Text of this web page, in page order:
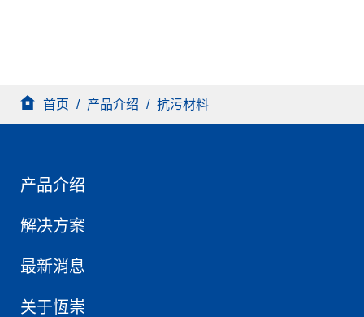
首页 / 产品介绍 / 抗污材料
产品介绍
解决方案
最新消息
关于恆崇